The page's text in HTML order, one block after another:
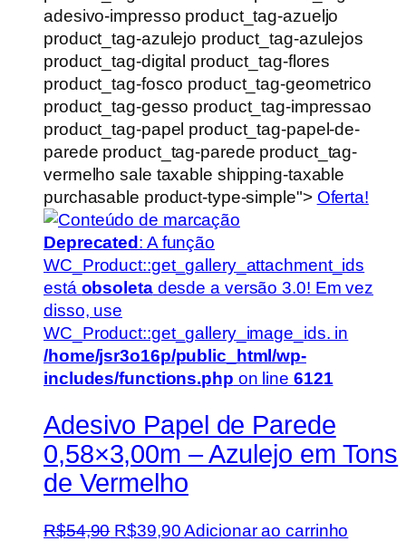
adesivo-impresso product_tag-azueljo
product_tag-azulejo product_tag-azulejos
product_tag-digital product_tag-flores
product_tag-fosco product_tag-geometrico
product_tag-gesso product_tag-impressao
product_tag-papel product_tag-papel-de-
parede product_tag-parede product_tag-
vermelho sale taxable shipping-taxable
purchasable product-type-simple"> Oferta!
Deprecated: A função
WC_Product::get_gallery_attachment_ids
está obsoletadesde a versão 3.0! Em vez
disso, use
WC_Product::get_gallery_image_ids. in
/home/jsr3o16p/public_html/wp-
includes/functions.php on line 6121
Adesivo Papel de Parede
0,58×3,00m – Azulejo em Tons
de Vermelho
R$54,90 O
R$39,90O
Adicionar ao carrinho